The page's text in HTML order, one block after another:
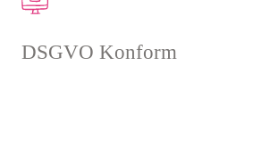
DSGVO Konform